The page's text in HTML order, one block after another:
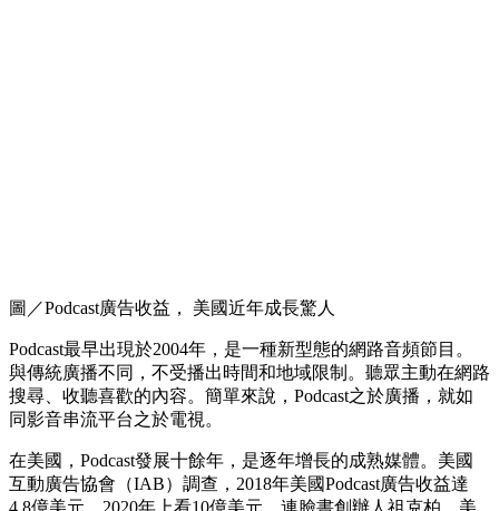
圖／Podcast廣告收益， 美國近年成長驚人
Podcast最早出現於2004年，是一種新型態的網路音頻節目。
與傳統廣播不同，不受播出時間和地域限制。聽眾主動在網路
搜尋、收聽喜歡的內容。簡單來說，Podcast之於廣播，就如
同影音串流平台之於電視。
在美國，Podcast發展十餘年，是逐年增長的成熟媒體。美國
互動廣告協會（IAB）調查，2018年美國Podcast廣告收益達